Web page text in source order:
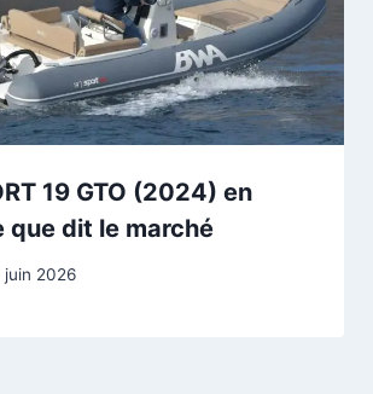
19 GTO (2024) en
que dit le marché
juin 2026